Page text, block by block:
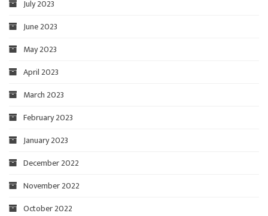
July 2023
June 2023
May 2023
April 2023
March 2023
February 2023
January 2023
December 2022
November 2022
October 2022